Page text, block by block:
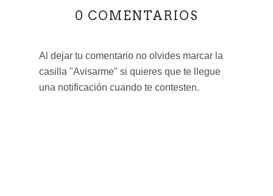
0 COMENTARIOS
Al dejar tu comentario no olvides marcar la
casilla "Avisarme" si quieres que te llegue
una notificación cuando te contesten.